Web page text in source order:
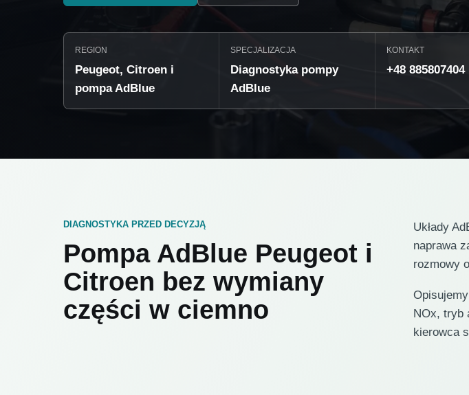
REGION
Peugeot, Citroen i
pompa AdBlue
SPECJALIZACJA
Diagnostyka pompy
AdBlue
KONTAKT
+48 885807404
DIAGNOSTYKA PRZED DECYZJĄ
Pompa AdBlue Peugeot i
Citroen bez wymiany
części w ciemno
Układy
naprawa
rozmowy
NOx, tryb
kierowca